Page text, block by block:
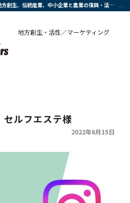
インスタグラム事例 セルフエステ様 | 地方創生、伝統産業、中小企業と農業の復興・活性化を支援する会社です
地方創生・活性／マーケティング
ルフエステ様
2022年6月15日